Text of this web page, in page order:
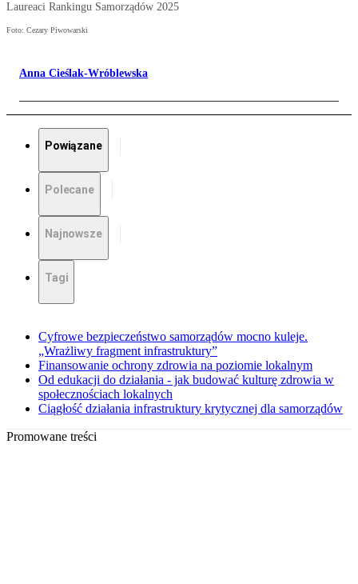
Laureaci Rankingu Samorządów 2025
Foto: Cezary Piwowarski
Anna Cieślak-Wróblewska
Powiązane
Polecane
Najnowsze
Tagi
Cyfrowe bezpieczeństwo samorządów mocno kuleje.
„Wrażliwy fragment infrastruktury”
Finansowanie ochrony zdrowia na poziomie lokalnym
Od edukacji do działania - jak budować kulturę zdrowia w
społecznościach lokalnych
Ciągłość działania infrastruktury krytycznej dla samorządów
Promowane treści